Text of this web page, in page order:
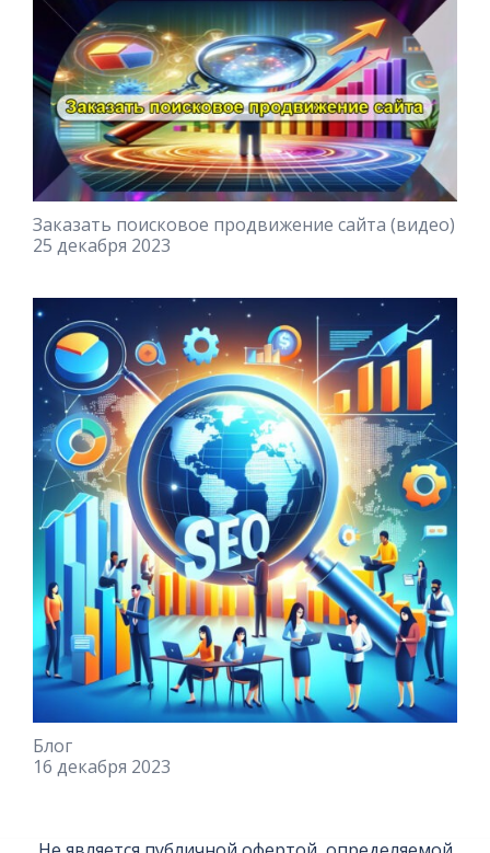
Заказать поисковое продвижение сайта (видео)
25 декабря 2023
Блог
16 декабря 2023